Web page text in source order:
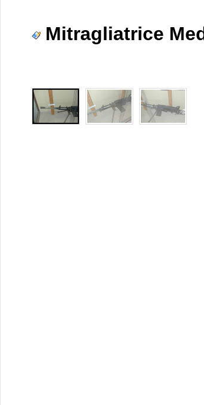
Mitragliatrice